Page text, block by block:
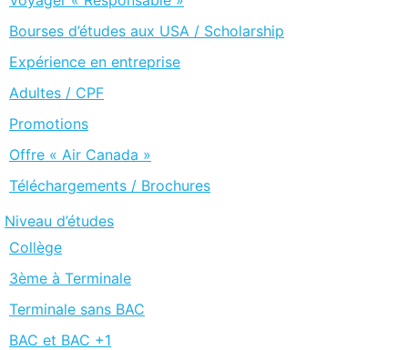
Bourses d’études aux USA / Scholarship
Expérience en entreprise
Adultes / CPF
Promotions
Offre « Air Canada »
Téléchargements / Brochures
Niveau d’études
Collège
3ème à Terminale
Terminale sans BAC
BAC et BAC +1